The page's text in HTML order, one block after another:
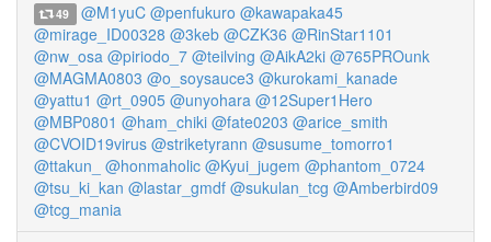
49 @M1yuC @penfukuro @kawapaka45
@mirage_ID00328 @3keb @CZK36 @RinStar1101
@nw_osa @piriodo_7 @teilving @AikA2ki @765PROunk
@MAGMA0803 @o_soysauce3 @kurokami_kanade
@yattu1 @rt_0905 @unyohara @12Super1Hero
@MBP0801 @ham_chiki @fate0203 @arice_smith
@CVOID19virus @striketyrann @susume_tomorro1
@ttakun_
@honmaholic @Kyui_jugem @phantom_0724
@tsu_ki_kan @lastar_gmdf @sukulan_tcg @Amberbird09
@tcg_mania